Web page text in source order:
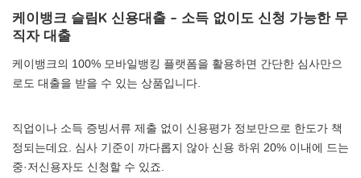
케이뱅크 슬림K 신용대출 – 소득 없이도 신청 가능한 무
직자 대출
케이뱅크의 100% 모바일뱅킹 플랫폼을 활용하면 간단한 심사만으
로도 대출을 받을 수 있는 상품입니다.
직업이나 소득 증빙서류 제출 없이 신용평가 정보만으로 한도가 책
정되는데요. 심사 기준이 까다롭지 않아 신용 하위 20% 이내에 드는
중·저신용자도 신청할 수 있죠.